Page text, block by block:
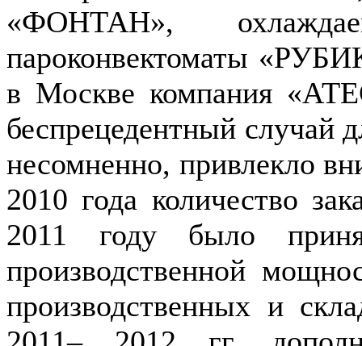
«ФОНТАН»,
пароконвектоматы
в Москве компания
беспрецедентный случай
несомненно, привлекло
2010 года количество
2011 году было
производственной
производственных и